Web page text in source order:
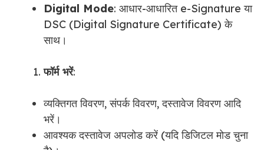
Digital Mode: आधार-आधारित e-Signature या
DSC (Digital Signature Certificate) के
साथ।
फॉर्म भरें:
व्यक्तिगत विवरण, संपर्क विवरण, दस्तावेज विवरण आदि
भरें।
आवश्यक दस्तावेज अपलोड करें (यदि डिजिटल मोड चुना